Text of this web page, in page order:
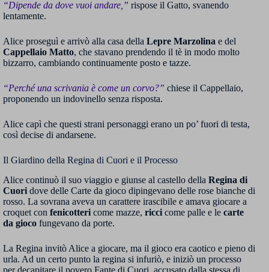
“Dipende da dove vuoi andare,” rispose il Gatto, svanendo
lentamente.
Alice proseguì e arrivò alla casa della Lepre Marzolina e del
Cappellaio Matto, che stavano prendendo il tè in modo molto
bizzarro, cambiando continuamente posto e tazze.
“Perché una scrivania è come un corvo?” chiese il Cappellaio,
proponendo un indovinello senza risposta.
Alice capì che questi strani personaggi erano un po’ fuori di testa,
così decise di andarsene.
Il Giardino della Regina di Cuori e il Processo
Alice continuò il suo viaggio e giunse al castello della Regina di
Cuori dove delle Carte da gioco dipingevano delle rose bianche di
rosso. La sovrana aveva un carattere irascibile e amava giocare a
croquet con fenicotteri come mazze, ricci come palle e le carte
da gioco fungevano da porte.
La Regina invitò Alice a giocare, ma il gioco era caotico e pieno di
urla. Ad un certo punto la regina si infuriò, e iniziò un processo
per decapitare il povero Fante di Cuori, accusato dalla stessa di